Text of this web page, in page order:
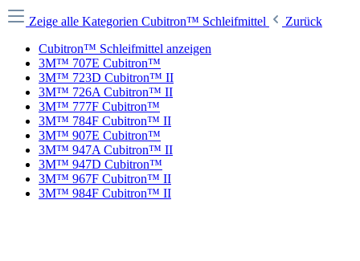
Zeige alle Kategorien Cubitron™ Schleifmittel
Zurück
Cubitron™ Schleifmittel anzeigen
3M™ 707E Cubitron™
3M™ 723D Cubitron™ II
3M™ 726A Cubitron™ II
3M™ 777F Cubitron™
3M™ 784F Cubitron™ II
3M™ 907E Cubitron™
3M™ 947A Cubitron™ II
3M™ 947D Cubitron™
3M™ 967F Cubitron™ II
3M™ 984F Cubitron™ II